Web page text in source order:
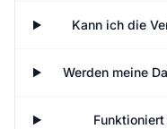
Kann ich die
Werden meine